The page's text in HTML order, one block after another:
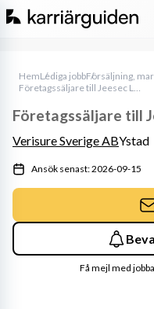
HemLediga jobbFörsäljning,
Företagssäljare till Jeesec Larm Skåne
Företagssäljare till
Verisure Sverige ABYstad
Ansök senast: 2026-09-15
Få mejl med